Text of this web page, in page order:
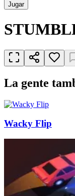
Jugar
La gente
Wacky Flip